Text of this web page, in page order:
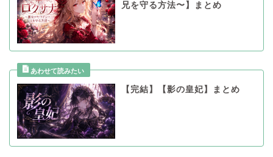
兄を守る方法〜】まとめ
【完結】【影の皇妃】まとめ